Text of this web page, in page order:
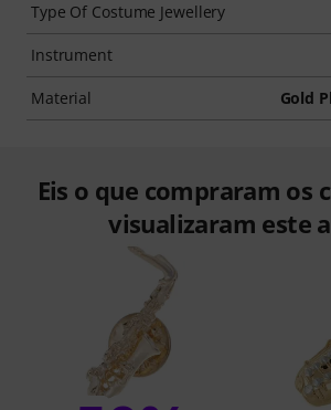
Type Of Costume Jewellery
Instrument
Material Gold
Eis o que compraram os
visualizaram este